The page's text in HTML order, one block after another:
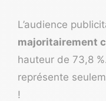
L’audience
majoritairement
hauteur de 73,8
représente
!